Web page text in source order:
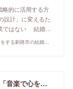
略的に活用する方
計」に変えるた
ではない 結婚…
ショパン・マリアージュ（恋愛心理学に基づいたサポートをする釧路市の結婚相談所）/ 全国結婚相談事業者連盟正規加盟店 / cherry-piano.com
ショパン・マリアージュ（「音楽で心を調律し恋愛心理学でご縁を育てる」釧路市の結婚相談所）/ 全国結婚相談事業者連盟正規加盟店 / cherry-piano.com